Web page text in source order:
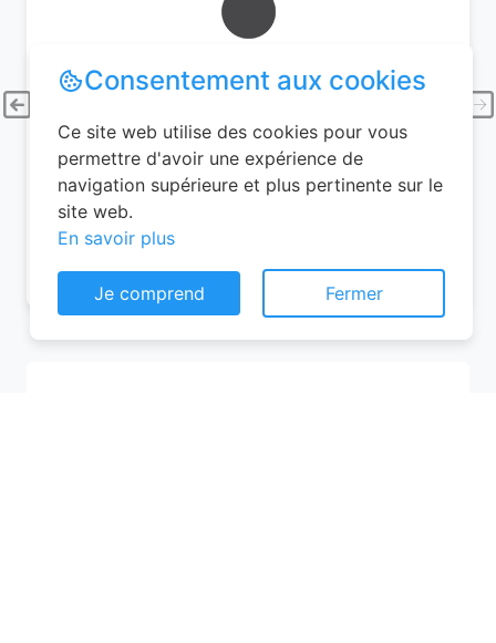
Ciel dégagé
20.38°C
52% 2.7 km/h
07/08/2026 (Vendredi)
Consentement aux cookies
Ce site web utilise des cookies pour vous
permettre d'avoir une expérience de
navigation supérieure et plus pertinente sur le
site web.
En savoir plus
Je comprend Fermer